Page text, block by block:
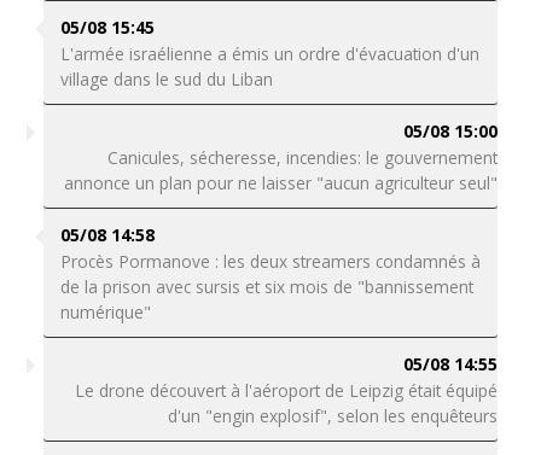
05/08 15:45
L'armée israélienne a émis un ordre d'évacuation d'un
village dans le sud du Liban
05/08 15:00
Canicules, sécheresse, incendies: le gouvernement
annonce un plan pour ne laisser "aucun agriculteur seul"
05/08 14:58
Procès Pormanove : les deux streamers condamnés à
de la prison avec sursis et six mois de "bannissement
numérique"
05/08 14:55
Le drone découvert à l'aéroport de Leipzig était équipé
d'un "engin explosif", selon les enquêteurs